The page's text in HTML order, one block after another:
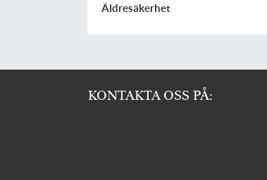
Äldresäkerhet
KONTAKTA OSS PÅ: